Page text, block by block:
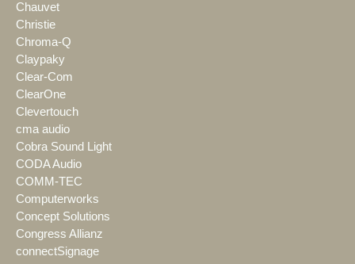
Chauvet
Christie
Chroma-Q
Claypaky
Clear-Com
ClearOne
Clevertouch
cma audio
Cobra Sound Light
CODA Audio
COMM-TEC
Computerworks
Concept Solutions
Congress Allianz
connectSignage